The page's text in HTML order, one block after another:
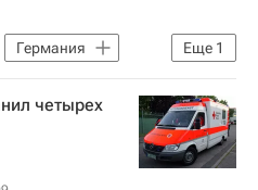
Еще 1
Германия
четырех